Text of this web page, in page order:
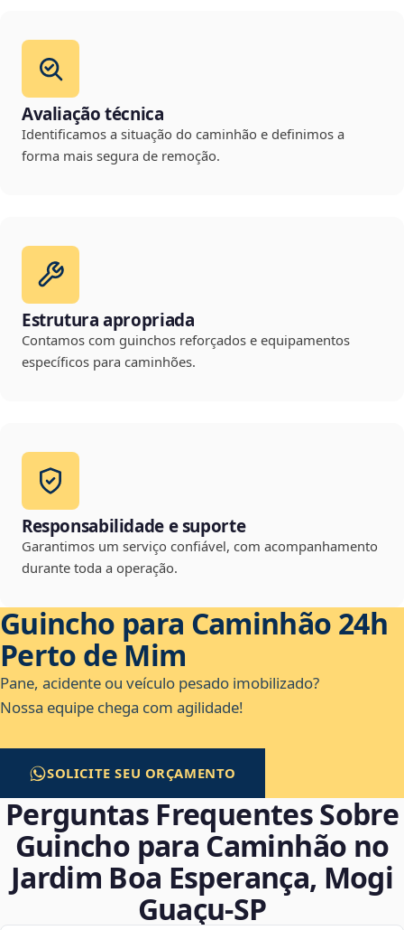
Avaliação técnica
Identificamos a situação do caminhão e definimos a
forma mais segura de remoção.
Estrutura apropriada
Contamos com guinchos reforçados e equipamentos
específicos para caminhões.
Responsabilidade e suporte
Garantimos um serviço confiável, com acompanhamento
durante toda a operação.
Guincho para Caminhão 24h
Perto de Mim
Pane, acidente ou veículo pesado imobilizado?
Nossa equipe chega com agilidade!
SOLICITE SEU ORÇAMENTO
Perguntas Frequentes Sobre
Guincho para Caminhão no
Jardim Boa Esperança, Mogi
Guaçu‑SP